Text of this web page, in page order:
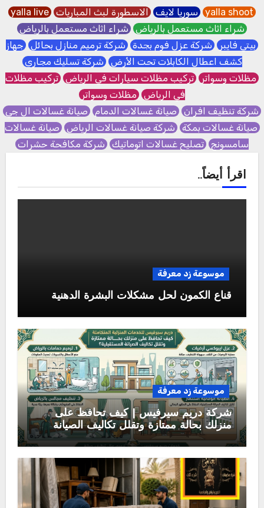
yalla shoot سوريا لايف الاسطورة لبث المباريات yalla live
شراء اثاث مستعمل بالرياض شراء اثاث مستعمل بالرياض
بيتي فايبر شركة عزل فوم بجدة شركة ترميم منازل بحائل جهاز
كشف اعطال الكابلات تحت الأرض شركة تسليك مجاري
مظلات وسواتر تركيب مظلات سيارات في الرياض تركيب مظلات
في الرياض مظلات وسواتر
شركة تنظيف افران صيانة غسالات الدمام صيانة غسالات ال جي
صيانة غسالات بمكة شركة صيانة غسالات الرياض صيانة غسالات
سامسونج تصليح غسالات اتوماتيك شركة مكافحة حشرات
اقرأ أيضاً..
موسوعة زد معرفة
قناع الكمون لحل مشكلات البشرة الدهنية
موسوعة زد معرفة
شركة دريم سيرفيس | كيف تحافظ على
منزلك بحالة ممتازة وتقلل تكاليف الصيانة
المستقبلية؟